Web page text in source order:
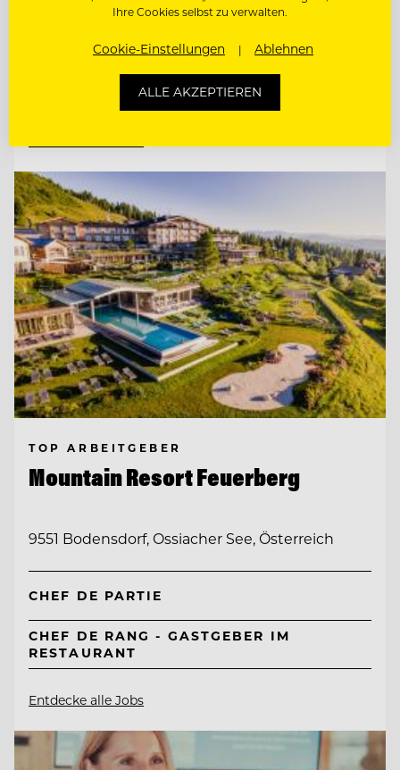
SOCIAL MEDIA SPECIALIST (M/W/D)
TOP ARBEITGEBER
Mountain Resort Feuerberg
9551 Bodensdorf, Ossiacher See, Österreich
CHEF DE PARTIE
CHEF DE RANG - GASTGEBER IM
RESTAURANT
Entdecke alle Jobs
Ihre Cookies selbst zu verwalten.
Cookie-Einstellungen Ablehnen
ALLE AKZEPTIEREN